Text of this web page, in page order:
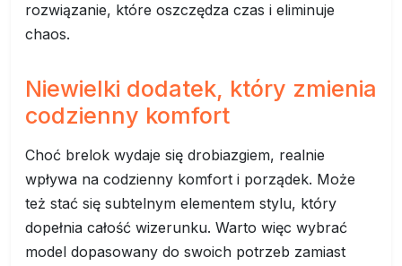
rozwiązanie, które oszczędza czas i eliminuje
chaos.
Niewielki dodatek, który zmienia
codzienny komfort
Choć brelok wydaje się drobiazgiem, realnie
wpływa na codzienny komfort i porządek. Może
też stać się subtelnym elementem stylu, który
dopełnia całość wizerunku. Warto więc wybrać
model dopasowany do swoich potrzeb zamiast